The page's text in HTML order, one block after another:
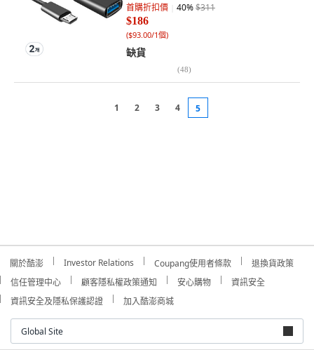
首購折扣價 40%$311
$186
($93.00/1個)
缺貨
(48)
1 2 3 4 5
關於酷澎 Investor Relations Coupang使用者條款
退換貨政策
信任管理中心
顧客隱私權政策通知 安心購物
資訊安全
資訊安全及隱私保護認證
加入酷澎商城
Global Site